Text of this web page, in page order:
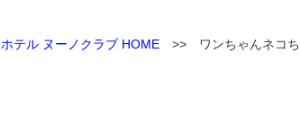
テル ヌーノクラブ HOME >> ワンちゃんネコち